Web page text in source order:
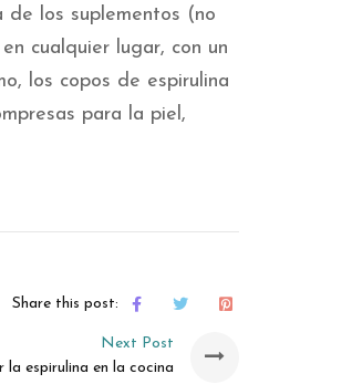
de los suplementos (no
cualquier lugar, con un
los copos de espirulina
para la piel,
Share this post:
Next Post
la espirulina en la cocina